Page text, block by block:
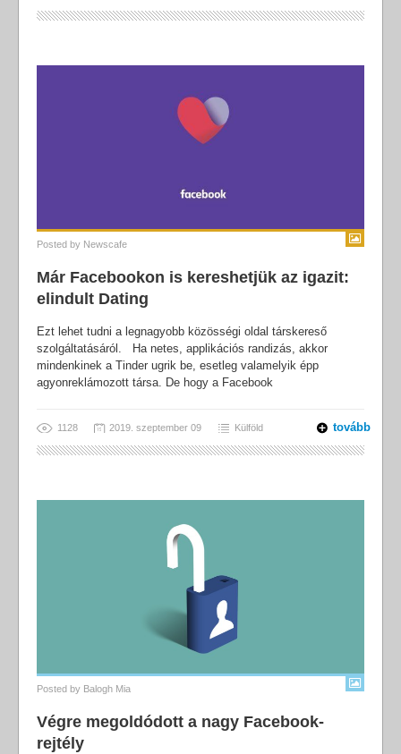
Posted by Newscafe
Már Facebookon is kereshetjük az igazit:
elindult Dating
Ezt lehet tudni a legnagyobb közösségi oldal társkereső
szolgáltatásáról. Ha netes, applikációs randizás, akkor
mindenkinek a Tinder ugrik be, esetleg valamelyik épp
agyonreklámozott társa. De hogy a Facebook
1128 2019. szeptember 09 Külföld tovább
Posted by Balogh Mia
Végre megoldódott a nagy Facebook-
rejtély